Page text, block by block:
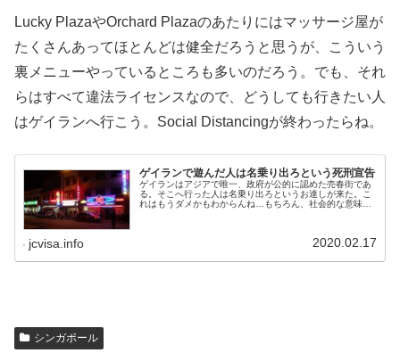
Lucky PlazaやOrchard Plazaのあたりにはマッサージ屋が
たくさんあってほとんどは健全だろうと思うが、こういう
裏メニューやっているところも多いのだろう。でも、それ
らはすべて違法ライセンスなので、どうしても行きたい人
はゲイランへ行こう。Social Distancingが終わったらね。
ゲイランで遊んだ人は名乗り出ろという死刑宣告
ゲイランはアジアで唯一、政府が公的に認めた売春街であ
る。そこへ行った人は名乗り出ろというお達しが来た。こ
れはもうダメかもわからんね…もちろん、社会的な意味で
jcvisa.info 2020.02.17
シンガポール